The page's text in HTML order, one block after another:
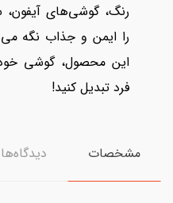
رنگ، گوشی‌های
را ایمن و جذاب نگه
این محصول، گوشی
فرد تبدیل کنید!
مشخصات دیدگاه‌ها